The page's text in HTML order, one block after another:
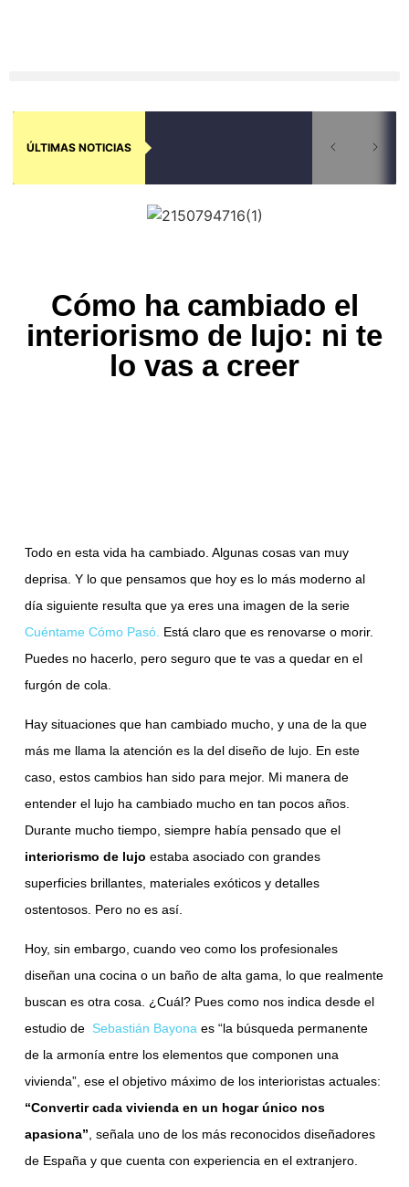
ÚLTIMAS NOTICIAS
Cómo ha cambiado el
interiorismo de lujo: ni te
lo vas a creer
Todo en esta vida ha cambiado. Algunas cosas van muy
deprisa. Y lo que pensamos que hoy es lo más moderno al
día siguiente resulta que ya eres una imagen de la serie
Cuéntame Cómo Pasó. Está claro que es renovarse o morir.
Puedes no hacerlo, pero seguro que te vas a quedar en el
furgón de cola.
Hay situaciones que han cambiado mucho, y una de la que
más me llama la atención es la del diseño de lujo. En este
caso, estos cambios han sido para mejor. Mi manera de
entender el lujo ha cambiado mucho en tan pocos años.
Durante mucho tiempo, siempre había pensado que el
interiorismo de lujo estaba asociado con grandes
superficies brillantes, materiales exóticos y detalles
ostentosos. Pero no es así.
Hoy, sin embargo, cuando veo como los profesionales
diseñan una cocina o un baño de alta gama, lo que realmente
buscan es otra cosa. ¿Cuál? Pues como nos indica desde el
estudio de Sebastián Bayona es “la búsqueda permanente
de la armonía entre los elementos que componen una
vivienda”, ese el objetivo máximo de los interioristas actuales:
“Convertir cada vivienda en un hogar único nos
apasiona”, señala uno de los más reconocidos diseñadores
de España y que cuenta con experiencia en el extranjero.